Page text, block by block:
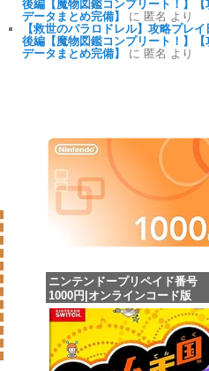
後編【魔物図鑑コンプリート！】【
データまとめ完備】
に 匿名 より
【救世のパラロドレル】攻略プレイ
後編【魔物図鑑コンプリート！】【
データまとめ完備】
に 匿名 より
ニンテンドープリペイド番号
1000円|オンラインコード版
価格：